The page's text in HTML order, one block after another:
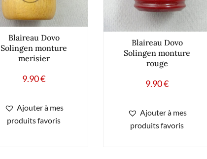
Blaireau Dovo
Solingen monture
merisier
9.90€
Ajouter à mes
produits favoris
Blaireau Dovo
Solingen monture
rouge
9.90€
Ajouter à mes
produits favoris